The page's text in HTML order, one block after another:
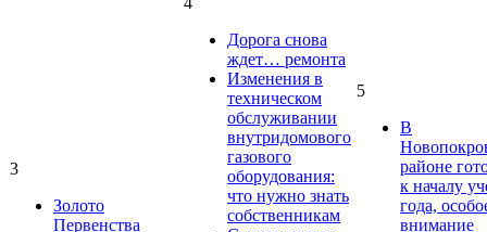
3
Золото
Первенства
Дорога снова
ждет… ремонта
Изменения в
техническом
обслуживании
внутридомового
газового
оборудования:
что нужно знать
собственникам
5
В
районе
к началу
года,
внимание